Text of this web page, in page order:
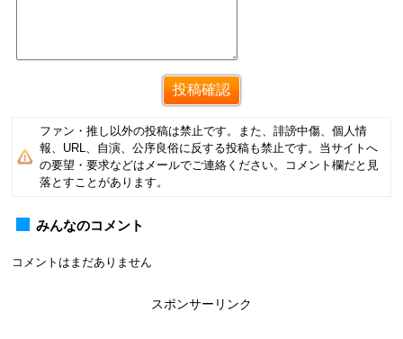
ファン・推し以外の投稿は禁止です。また、誹謗中傷、個人情
報、URL、自演、公序良俗に反する投稿も禁止です。当サイトへ
の要望・要求などはメールでご連絡ください。コメント欄だと見
落とすことがあります。
みんなのコメント
コメントはまだありません
スポンサーリンク